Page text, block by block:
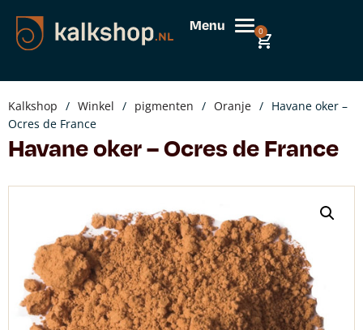
Menu 0
Kalkshop / Winkel / pigmenten / Oranje / Havane oker –
Ocres de France
Havane oker – Ocres de France